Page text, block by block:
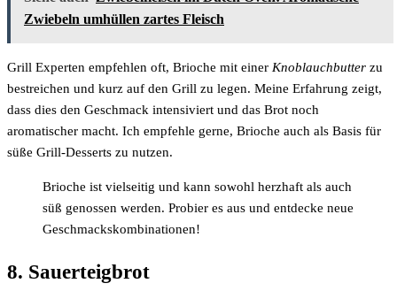
Zwiebeln umhüllen zartes Fleisch
Grill Experten empfehlen oft, Brioche mit einer Knoblauchbutter zu
bestreichen und kurz auf den Grill zu legen. Meine Erfahrung zeigt,
dass dies den Geschmack intensiviert und das Brot noch
aromatischer macht. Ich empfehle gerne, Brioche auch als Basis für
süße Grill-Desserts zu nutzen.
Brioche ist vielseitig und kann sowohl herzhaft als auch
süß genossen werden. Probier es aus und entdecke neue
Geschmackskombinationen!
8. Sauerteigbrot